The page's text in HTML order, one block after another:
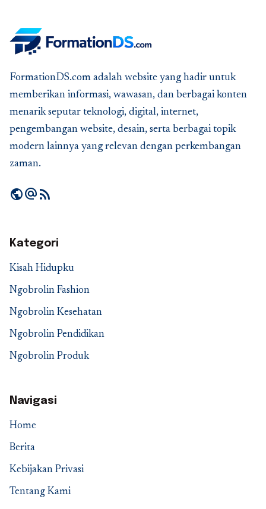
FormationDS.com adalah website yang hadir untuk
memberikan informasi, wawasan, dan berbagai konten
menarik seputar teknologi, digital, internet,
pengembangan website, desain, serta berbagai topik
modern lainnya yang relevan dengan perkembangan
zaman.
publicalternate_emailrss_feed
Kategori
Kisah Hidupku
Ngobrolin Fashion
Ngobrolin Kesehatan
Ngobrolin Pendidikan
Ngobrolin Produk
Navigasi
Home
Berita
Kebijakan Privasi
Tentang Kami